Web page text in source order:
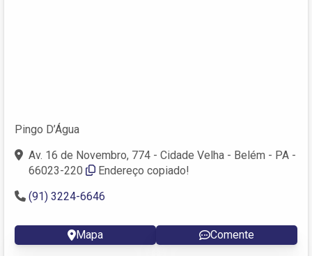
Pingo D’Água
Av. 16 de Novembro, 774 - Cidade Velha - Belém - PA -
66023-220
Endereço copiado!
(91) 3224-6646
Mapa Comente